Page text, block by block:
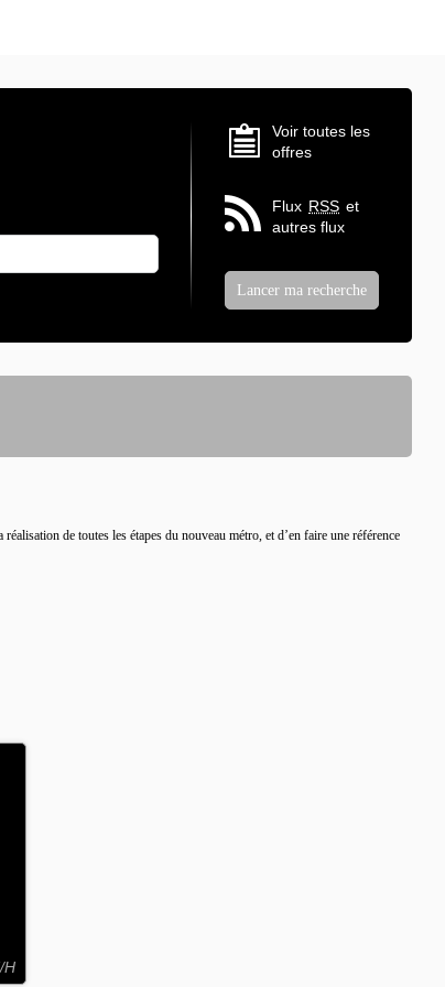
Voir toutes les
offres
Flux RSS et
autres flux
de toutes les étapes du nouveau métro, et d’en faire une référence
H